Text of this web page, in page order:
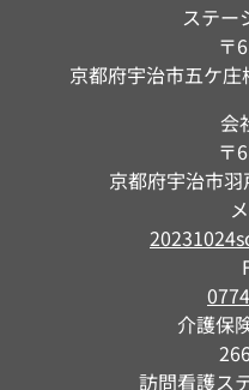
介護保
訪問看護ス
ステー
〒
京都府宇治市五ケ
会
〒
京都府宇治市